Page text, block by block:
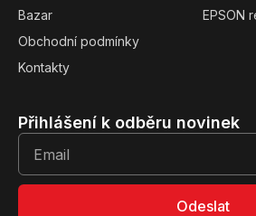
EPSON
Bazar
Obchodní podmínky
Kontakty
Přihlášení k odběru novinek
Odeslat